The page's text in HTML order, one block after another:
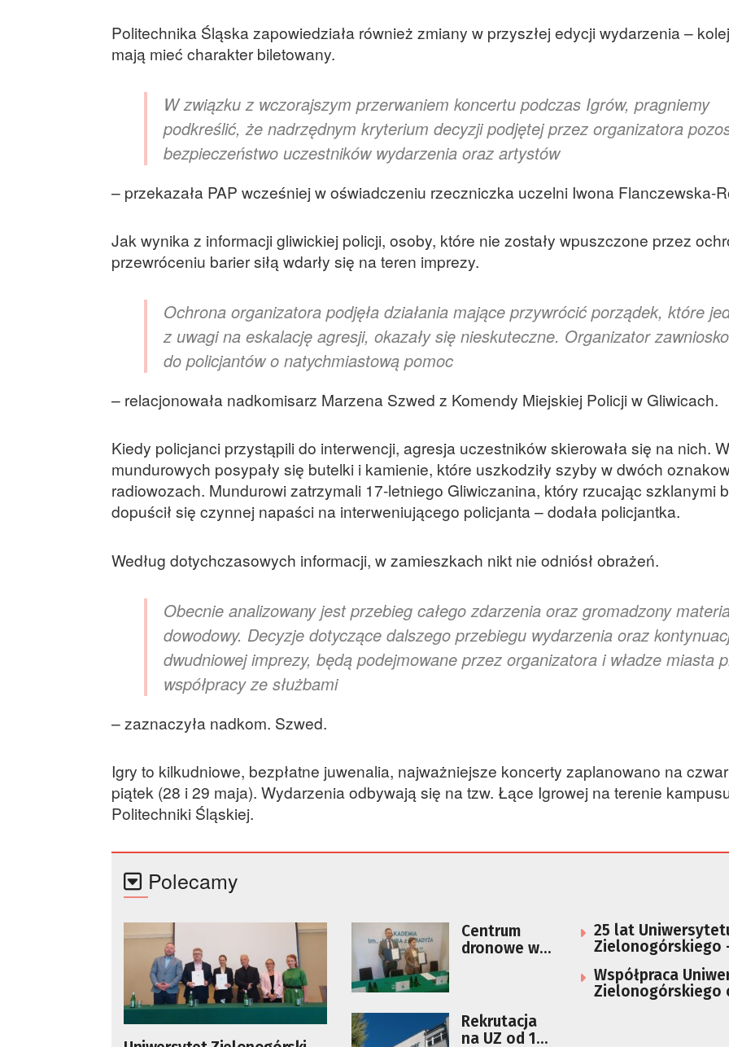
Politechnika Śląska zapowiedziała również zmiany w przyszłej edycji wydarzenia –
mają mieć charakter biletowany.
W związku z wczorajszym przerwaniem koncertu podczas Igrów, pragniemy
podkreślić, że nadrzędnym kryterium decyzji podjętej przez organizatora
bezpieczeństwo uczestników wydarzenia oraz artystów
– przekazała PAP wcześniej w oświadczeniu rzeczniczka uczelni Iwona Flanczewska-
Jak wynika z informacji gliwickiej policji, osoby, które nie zostały wpuszczone przez
przewróceniu barier siłą wdarły się na teren imprezy.
Ochrona organizatora podjęła działania mające przywrócić porządek, które
z uwagi na eskalację agresji, okazały się nieskuteczne. Organizator
do policjantów o natychmiastową pomoc
– relacjonowała nadkomisarz Marzena Szwed z Komendy Miejskiej Policji w Gliwicach.
Kiedy policjanci przystąpili do interwencji, agresja uczestników skierowała się na nich.
mundurowych posypały się butelki i kamienie, które uszkodziły szyby w dwóch
radiowozach. Mundurowi zatrzymali 17-letniego Gliwiczanina, który rzucając szklanymi
dopuścił się czynnej napaści na interweniującego policjanta – dodała policjantka.
Według dotychczasowych informacji, w zamieszkach nikt nie odniósł obrażeń.
Obecnie analizowany jest przebieg całego zdarzenia oraz gromadzony
dowodowy. Decyzje dotyczące dalszego przebiegu wydarzenia oraz
dwudniowej imprezy, będą podejmowane przez organizatora i władze miasta
współpracy ze służbami
– zaznaczyła nadkom. Szwed.
Igry to kilkudniowe, bezpłatne juwenalia, najważniejsze koncerty zaplanowano na
piątek (28 i 29 maja). Wydarzenia odbywają się na tzw. Łące Igrowej na terenie
Politechniki Śląskiej.
Polecamy
Centrum
dronowe w
studentów i
badaczy AJP
Rekrutacja
na UZ od 1
25 lat
Zielonogórskiego
wydarzenia
Współpraca
Zielonogórskiego